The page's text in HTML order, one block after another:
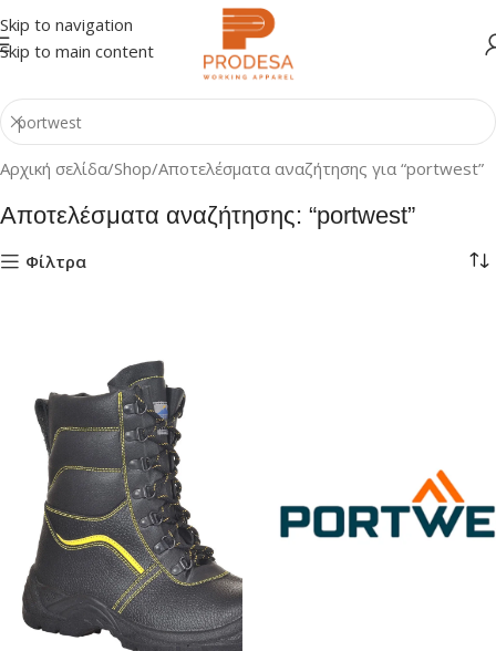
Skip to navigation
Skip to main content
Αρχική σελίδα Shop Αποτελέσματα αναζήτησης για “portwest”
Αποτελέσματα αναζήτησης: “portwest”
Φίλτρα